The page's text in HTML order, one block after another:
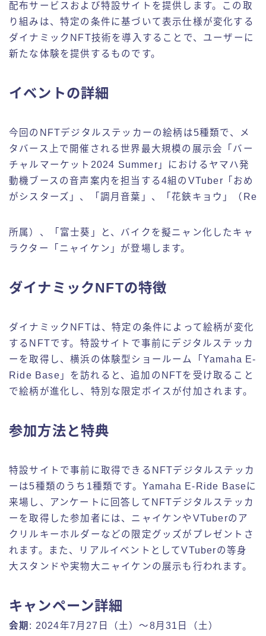
配布サービスおよび特設サイトを提供します。この取
り組みは、特定の条件に基づいて表示仕様が変化する
ダイナミックNFT技術を導入することで、ユーザーに
新たな体験を提供するものです。
イベントの詳細
今回のNFTデジタルステッカーの絵柄は5種類で、メ
タバース上で開催される世界最大規模の展示会「バー
チャルマーケット2024 Summer」におけるヤマハ発
動機ブースの音声案内を担当する4組のVTuber「おめ
がシスターズ」、「調月音葉」、「花鋏キョウ」（Re
所属）、「富士葵」と、バイクを擬ニャン化したキャ
ラクター「ニャイケン」が登場します。
ダイナミックNFTの特徴
ダイナミックNFTは、特定の条件によって絵柄が変化
するNFTです。特設サイトで事前にデジタルステッカ
ーを取得し、横浜の体験型ショールーム「Yamaha E-
Ride Base」を訪れると、追加のNFTを受け取ること
で絵柄が進化し、特別な限定ボイスが付加されます。
参加方法と特典
特設サイトで事前に取得できるNFTデジタルステッカ
ーは5種類のうち1種類です。Yamaha E-Ride Baseに
来場し、アンケートに回答してNFTデジタルステッカ
ーを取得した参加者には、ニャイケンやVTuberのア
クリルキーホルダーなどの限定グッズがプレゼントさ
れます。また、リアルイベントとしてVTuberの等身
大スタンドや実物大ニャイケンの展示も行われます。
キャンペーン詳細
会期 : 2024年7月27日（土）～8月31日（土）